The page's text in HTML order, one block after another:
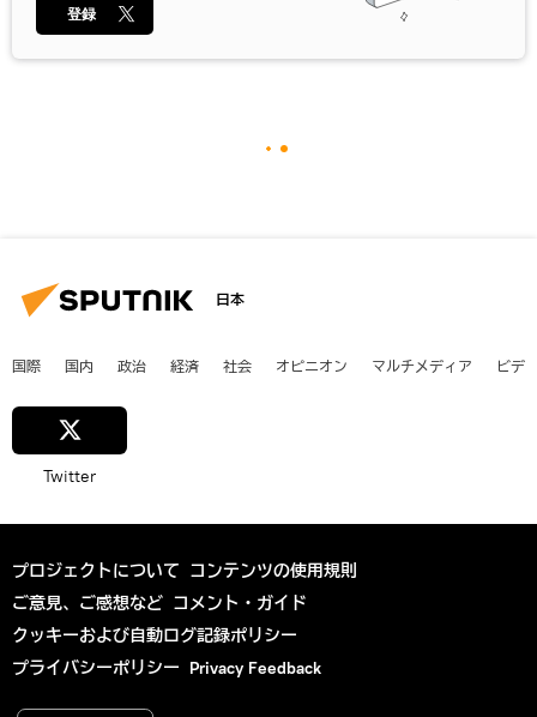
登録
日本
国際 国内 政治 経済 社会 オピニオン マルチメディア ビデ
Twitter
プロジェクトについて コンテンツの使用規則
ご意見、ご感想など コメント・ガイド
クッキーおよび自動ログ記録ポリシー
プライバシーポリシー Privacy Feedback